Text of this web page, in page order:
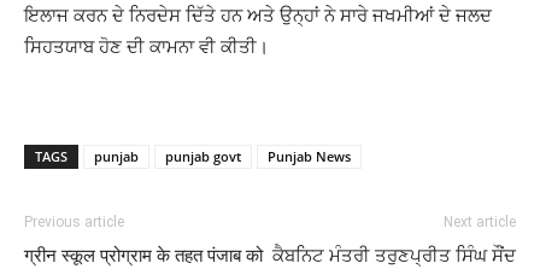
ਇਲਾਜ ਕਰਨ ਦੇ ਨਿਰਦੇਸ ਦਿੱਤੇ ਹਨ ਅਤੇ ਉਨ੍ਹਾਂ ਨੇ ਸਾਰੇ ਜਖਮੀਆਂ ਦੇ ਜਲਦ
ਸਿਹਤਯਾਬ ਹੋਣ ਦੀ ਕਾਮਨਾ ਵੀ ਕੀਤੀ।
TAGS punjab punjab govt Punjab News
Previous article
ग्रीन स्कूल प्रोग्राम के तहत पंजाब को
Next article
ਕੈਬਨਿਟ ਮੰਤਰੀ ਤਰੁਣਪ੍ਰੀਤ ਸਿੰਘ ਸੌਂਦ